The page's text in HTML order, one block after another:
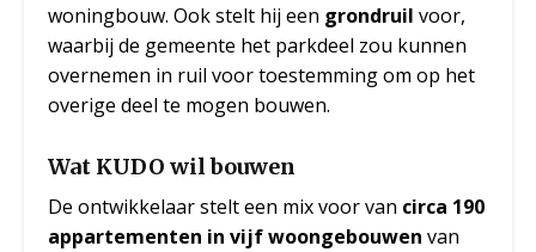
woningbouw. Ook stelt hij een grondruil voor,
waarbij de gemeente het parkdeel zou kunnen
overnemen in ruil voor toestemming om op het
overige deel te mogen bouwen.
Wat KUDO wil bouwen
De ontwikkelaar stelt een mix voor van circa 190
appartementen in vijf woongebouwen van